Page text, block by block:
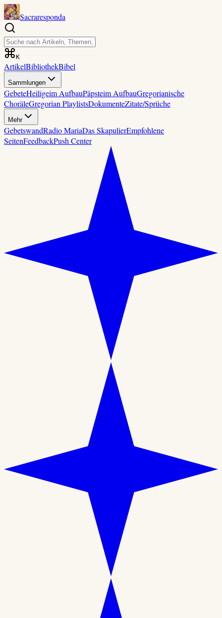
Sacraresponda
K
ArtikelBibliothekBibel
Sammlungen
GebeteHeiligeim AufbauPäpsteim AufbauGregorianische
ChoräleGregorian PlaylistsDokumenteZitate/Sprüche
Mehr
GebetswandRadio MariaDas SkapulierEmpfohlene
SeitenFeedbackPush Center